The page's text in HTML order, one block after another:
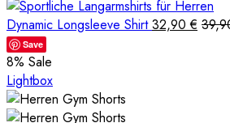
Dynamic Longsleeve Shirt32,90€
Save
8% Sale
Lightbox